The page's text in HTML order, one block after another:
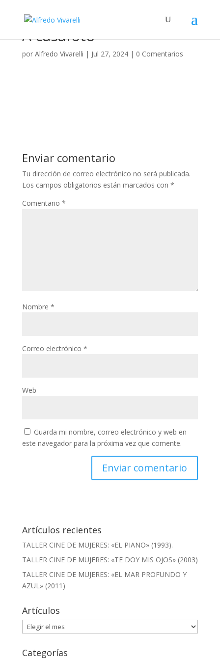
A casafoto
por Alfredo Vivarelli | Jul 27, 2024| 0 Comentarios
Enviar comentario
Tu dirección de correo electrónico no será publicada.
Los campos obligatorios están marcados con *
Comentario *
Nombre *
Correo electrónico *
Web
Guarda mi nombre, correo electrónico y web en
este navegador para la próxima vez que comente.
Artículos recientes
TALLER CINE DE MUJERES: «EL PIANO» (1993).
TALLER CINE DE MUJERES: «TE DOY MIS OJOS» (2003)
TALLER CINE DE MUJERES: «EL MAR PROFUNDO Y
AZUL» (2011)
Artículos
Artículos
Categorías